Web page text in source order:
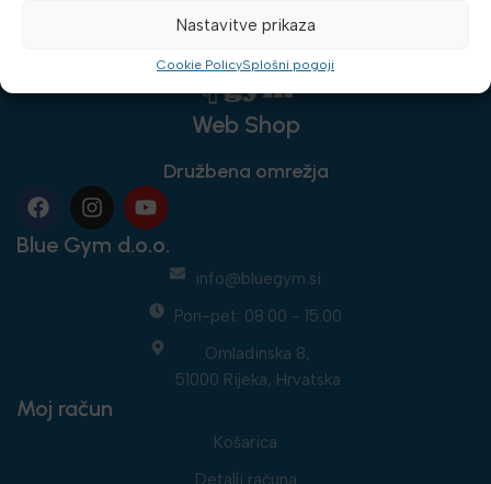
Nastavitve prikaza
Cookie PolicySplošni pogoji
Web Shop
Družbena omrežja
Blue Gym d.o.o.
info@bluegym.si
Pon-pet: 08:00 - 15:00
Omladinska 8,
51000 Rijeka, Hrvatska
Moj račun
Košarica
Detalji računa